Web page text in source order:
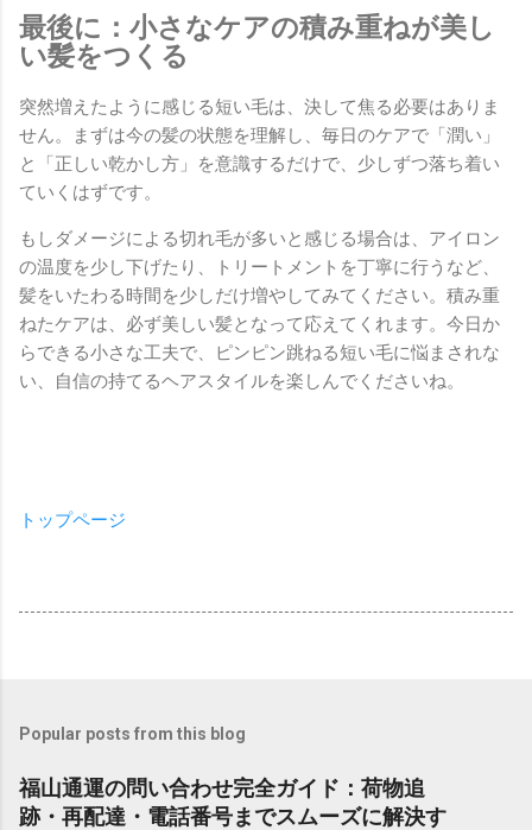
最後に：小さなケアの積み重ねが美し
い髪をつくる
突然増えたように感じる短い毛は、決して焦る必要はありま
せん。まずは今の髪の状態を理解し、毎日のケアで「潤い」
と「正しい乾かし方」を意識するだけで、少しずつ落ち着い
ていくはずです。
もしダメージによる切れ毛が多いと感じる場合は、アイロン
の温度を少し下げたり、トリートメントを丁寧に行うなど、
髪をいたわる時間を少しだけ増やしてみてください。積み重
ねたケアは、必ず美しい髪となって応えてくれます。今日か
らできる小さな工夫で、ピンピン跳ねる短い毛に悩まされな
い、自信の持てるヘアスタイルを楽しんでくださいね。
トップページ
Popular posts from this blog
福山通運の問い合わせ完全ガイド：荷物追
跡・再配達・電話番号までスムーズに解決す